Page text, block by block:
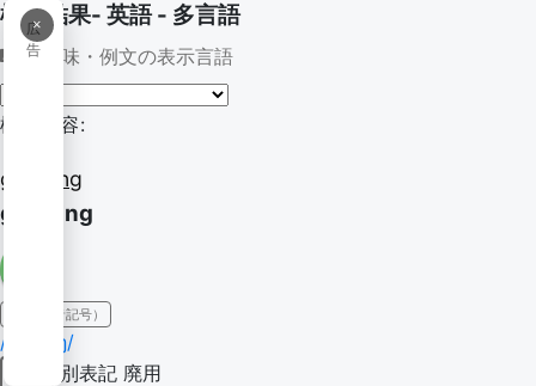
×
広
告
検索結果- 英語 - 多言語
意味・例文の表示言語
検索内容:
gripping
gripping
IPA（発音記号）
/ˈɡɹɪpɪŋ/
別表記 廃用